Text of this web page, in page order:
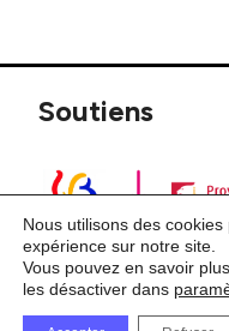
Soutiens
Nous utilisons des
expérience sur notre site.
Vous pouvez en savoir
les désactiver dans